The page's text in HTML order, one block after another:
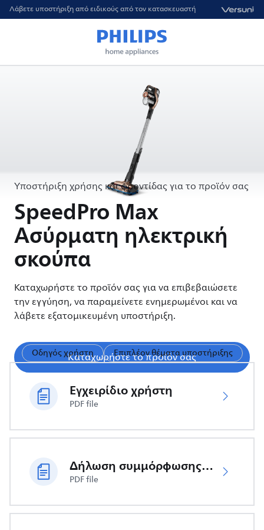
Λάβετε υποστήριξη από ειδικούς από τον κατασκευαστή
Υποστήριξη χρήσης και φροντίδας για το προϊόν σας
SpeedPro Max
Ασύρματη ηλεκτρική
σκούπα
Καταχωρήστε το προϊόν σας για να επιβεβαιώσετε
την εγγύηση, να παραμείνετε ενημερωμένοι και να
λάβετε εξατομικευμένη υποστήριξη.
Καταχωρήστε το προϊόν σας
Οδηγός χρήστη Επιπλέον θέματα υποστήριξης
Εγχειρίδιο χρήστη
PDF file
Δήλωση συμμόρφωσης ΕΕ
PDF file